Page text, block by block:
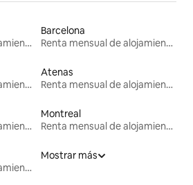
Renta mensual de alojamientos
Barcelona
Renta mensual de alojamientos
Renta mensual de alojamientos
Atenas
Renta mensual de alojamientos
Renta mensual de alojamientos
Montreal
Renta mensual de alojamientos
Renta mensual de alojamientos
Mostrar más